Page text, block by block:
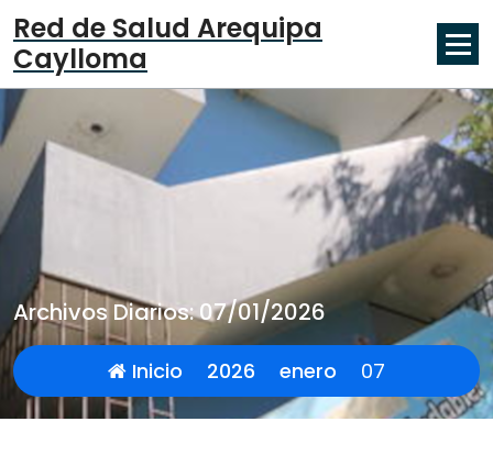
to
content
Red de Salud Arequipa
Caylloma
Archivos Diarios: 07/01/2026
Inicio 2026 enero 07